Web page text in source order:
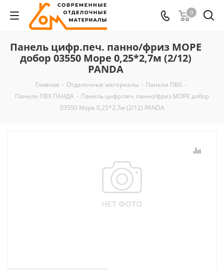
0
Панель цифр.печ. панно/фриз МОРЕ
добор 03550 Море 0,25*2,7м (2/12)
PANDA
Главная - Отделочные материалы - Панели ПВХ -
Панели ПВХ ПАНДА - Панель цифр.печ. панно/фриз МОРЕ добор
03550 Море 0,25*2,7м (2/12) PANDA